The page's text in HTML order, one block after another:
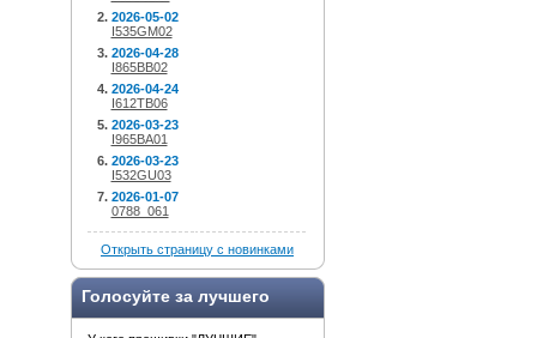
2026-05-02
I535GM02
2026-04-28
I865BB02
2026-04-24
I612TB06
2026-03-23
I965BA01
2026-03-23
I532GU03
2026-01-07
0788_061
Открыть страницу с новинками
Голосуйте за лучшего